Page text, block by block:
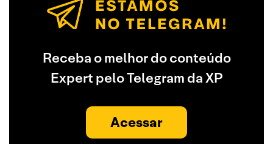
Receba o melhor do conteúdo
Expert pelo Telegram da XP
Acessar